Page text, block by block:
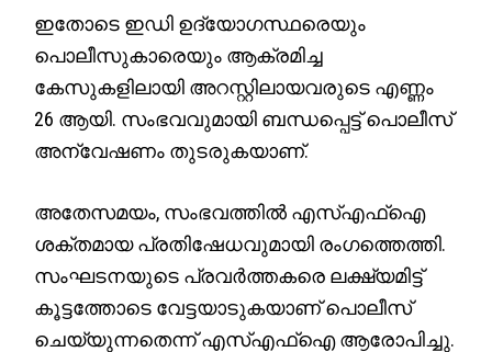
ഇതോടെ ഇഡി ഉദ്യോഗസ്ഥരെയും
പൊലീസുകാരെയും ആക്രമിച്ച
കേസുകളിലായി അറസ്റ്റിലായവരുടെ എണ്ണം
26 ആയി. സംഭവവുമായി ബന്ധപ്പെട്ട് പൊലീസ്
അന്വേഷണം തുടരുകയാണ്.
അതേസമയം, സംഭവത്തിൽ എസ്എഫ്ഐ
ശക്തമായ പ്രതിഷേധവുമായി രംഗത്തെത്തി.
സംഘടനയുടെ പ്രവർത്തകരെ ലക്ഷ്യമിട്ട്
കൂട്ടത്തോടെ വേട്ടയാടുകയാണ് പൊലീസ്
ചെയ്യുന്നതെന്ന് എസ്എഫ്ഐ ആരോപിച്ചു.